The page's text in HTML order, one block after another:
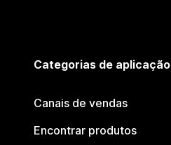
Categorias de aplicação
Canais de vendas
Encontrar produtos